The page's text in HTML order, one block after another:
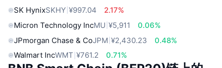
SK HynixSKHY ¥997.04
2.17%
Micron Technology IncMU ¥5,911
0.06%
JPmorgan Chase & CoJPM ¥2,430.23
0.48%
Walmart IncWMT ¥761.2 0.71%